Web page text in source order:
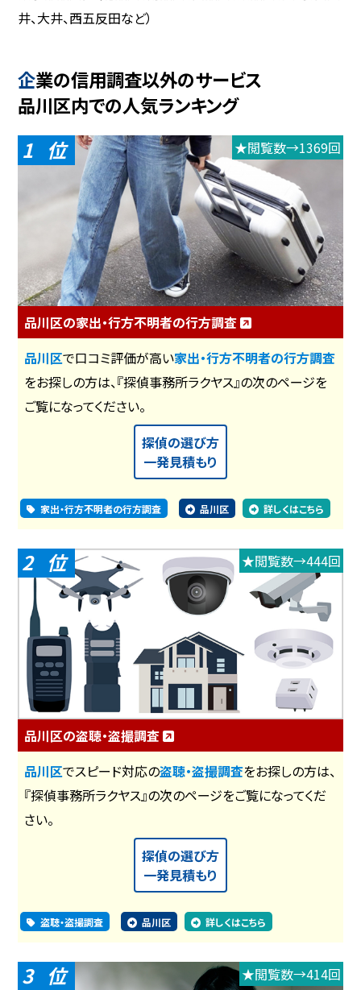
井、大井、西五反田など）
企業の信用調査以外のサービス
品川区内での人気ランキング
1 ★閲覧数→1369回
品川区の家出・行方不明者の行方調査
品川区で口コミ評価が高い家出・行方不明者の行方調査
をお探しの方は、『探偵事務所ラクヤス』の次のページを
ご覧になってください。
探偵の選び方
一発見積もり
家出・行方不明者の行方調査 品川区 詳しくはこちら
2 ★閲覧数→444回
品川区の盗聴・盗撮調査
品川区でスピード対応の盗聴・盗撮調査をお探しの方は、
『探偵事務所ラクヤス』の次のページをご覧になってくだ
さい。
探偵の選び方
一発見積もり
盗聴・盗撮調査 品川区 詳しくはこちら
3 ★閲覧数→414回